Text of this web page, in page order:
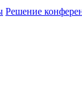
Решение